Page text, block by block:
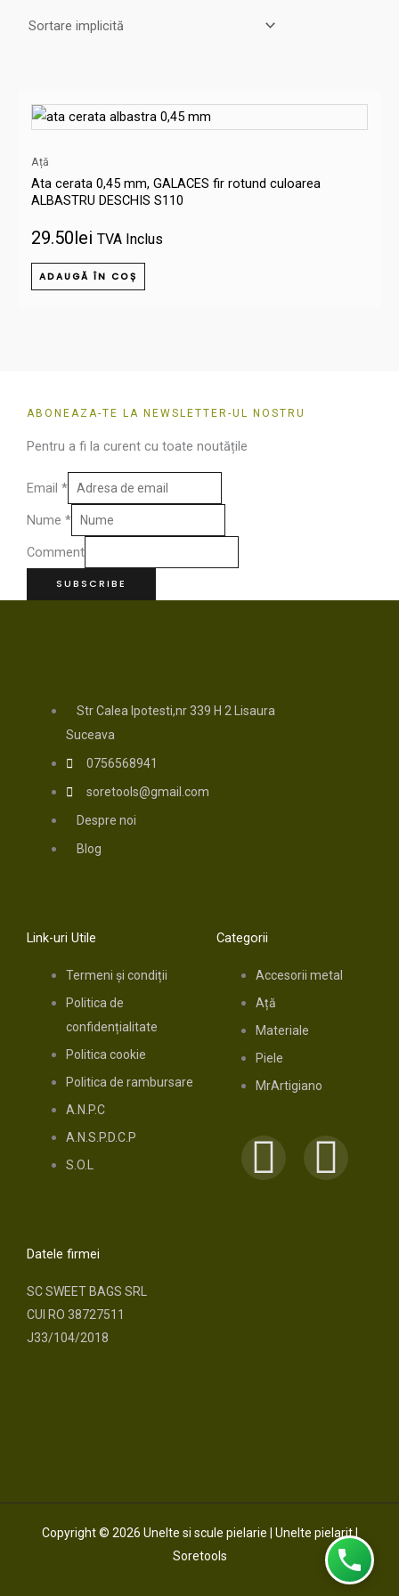
Ață
Ata cerata 0,45 mm, GALACES fir rotund culoarea
ALBASTRU DESCHIS S110
29.50lei TVA Inclus
ADAUGĂ ÎN COȘ
ABONEAZA-TE LA NEWSLETTER-UL NOSTRU
Pentru a fi la curent cu toate noutățile
Nume *
Email *
Comment
SUBSCRIBE
Str Calea Ipotesti,nr 339 H 2 Lisaura
Suceava
0756568941
soretools@gmail.com
Despre noi
Blog
Link-uri Utile
Termeni și condiții
Politica de
confidențialitate
Politica cookie
Politica de rambursare
A.N.P.C
A.N.S.P.D.C.P
S.O.L
Categorii
Accesorii metal
Ață
Materiale
Piele
MrArtigiano
F
I
m
Datele firmei
SC SWEET BAGS SRL
CUI RO 38727511
J33/104/2018
Copyright © 2026 Unelte si scule pielarie | Unelte pielarit |
Soretools